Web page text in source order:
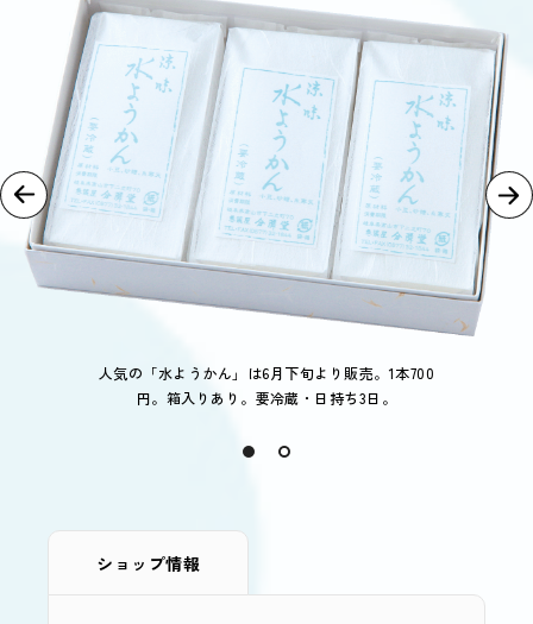
人気の「水ようかん」は6月下旬より販売。1本700
円。箱入りあり。要冷蔵・日持ち3日。
ショップ情報